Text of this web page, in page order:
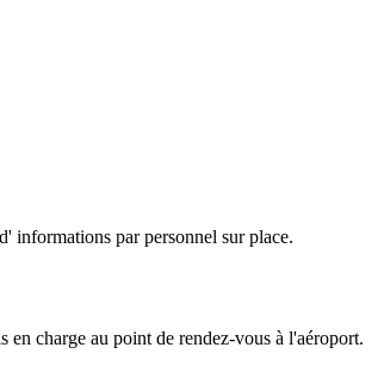
informations par personnel sur place.
en charge au point de rendez-vous à l'aéroport.